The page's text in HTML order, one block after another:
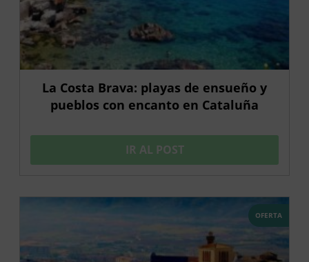
La Costa Brava: playas de ensueño y
pueblos con encanto en Cataluña
IR AL POST
OFERTA